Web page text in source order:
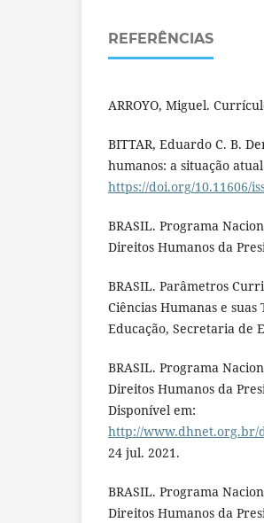
REFERÊNCIAS
ARROYO, Miguel.
BITTAR, Eduardo C. B.
humanos: a situação
https://doi.org/10.11606/
BRASIL. Programa
Direitos Humanos da
BRASIL. Parâmetros
Ciências Humanas e
Educação, Secretaria de
BRASIL. Programa
Direitos Humanos da
Disponível em:
http://www.dhnet.org.br/
24 jul. 2021.
BRASIL. Programa
Direitos Humanos da